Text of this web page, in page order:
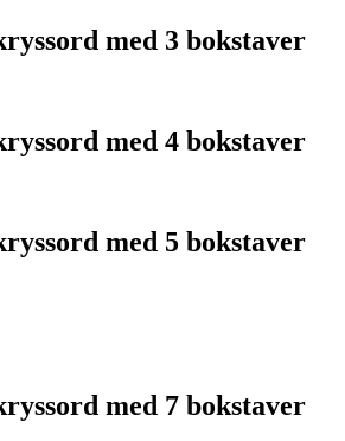
med 3 bokstaver
med 4 bokstaver
med 5 bokstaver
med 7 bokstaver